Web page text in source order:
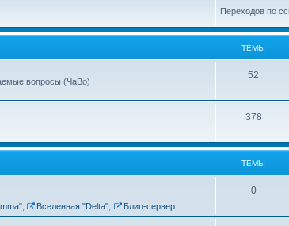
Переходов по
ТЕМЫ
вопросы (ЧаВо)
52
378
ТЕМЫ
, Вселенная "Delta" Блиц-сервер
0